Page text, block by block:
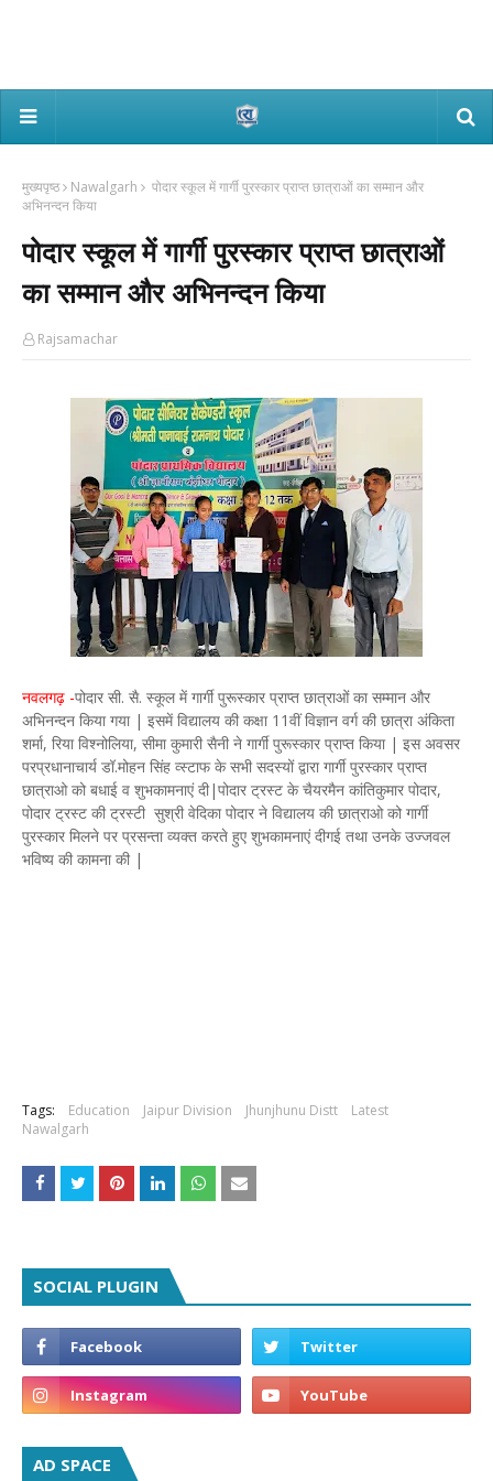
मुख्यपृष्ठ Nawalgarh
पोदार स्कूल में गार्गी पुरस्कार प्राप्त छात्राओं का सम्मान और
अभिनन्दन किया
पोदार स्कूल में गार्गी पुरस्कार प्राप्त छात्राओं
का सम्मान और अभिनन्दन किया
Rajsamachar
नवलगढ़ -पोदार सी. सै. स्कूल में गार्गी पुरूस्कार प्राप्त छात्राओं का सम्मान और
अभिनन्दन किया गया | इसमें विद्यालय की कक्षा 11वीं विज्ञान वर्ग की छात्रा अंकिता
शर्मा, रिया विश्नोलिया, सीमा कुमारी सैनी ने गार्गी पुरूस्कार प्राप्त किया | इस अवसर
परप्रधानाचार्य डॉ.मोहन सिंह व्स्टाफ के सभी सदस्यों द्वारा गार्गी पुरस्कार प्राप्त
छात्राओ को बधाई व शुभकामनाएं दी|पोदार ट्रस्ट के चैयरमैन कांतिकुमार पोदार,
पोदार ट्रस्ट की ट्रस्टी सुश्री वेदिका पोदार ने विद्यालय की छात्राओ को गार्गी
पुरस्कार मिलने पर प्रसन्ता व्यक्त करते हुए शुभकामनाएं दीगई तथा उनके उज्जवल
भविष्य की कामना की |
Tags: Education Jaipur Division Jhunjhunu Distt
Latest
Nawalgarh
SOCIAL PLUGIN
AD SPACE